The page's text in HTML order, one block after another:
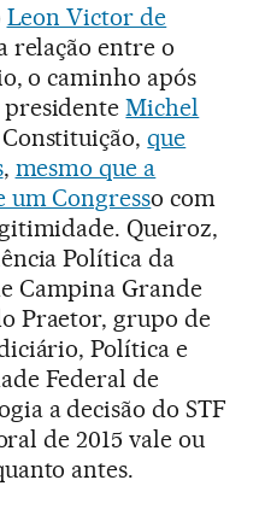
Leon Victor de
relação entre o
o caminho após
presidenteMichel
que
, mesmo que a
um Congresso com
Queiroz,
Política da
Campina Grande
Praetor, grupo de
Política e
Federal de
a decisão do STF
de 2015 vale ou
antes.